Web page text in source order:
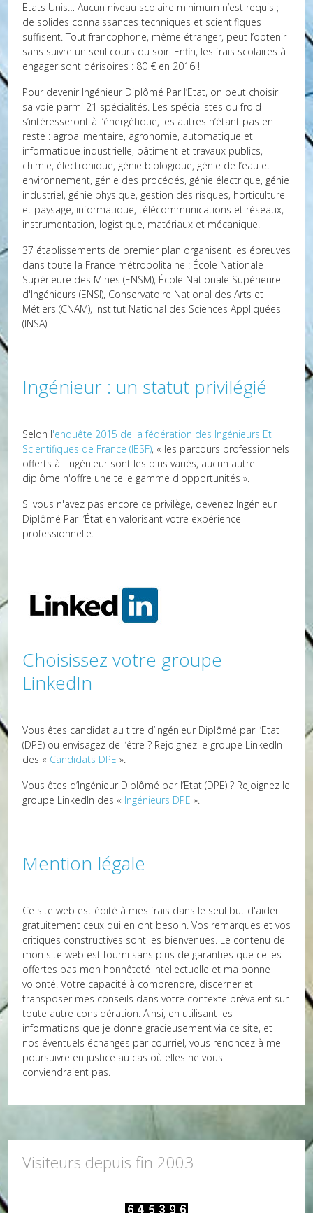
Etats Unis… Aucun niveau scolaire minimum n’est requis ;
de solides connaissances techniques et scientifiques
suffisent. Tout francophone, même étranger, peut l’obtenir
sans suivre un seul cours du soir. Enfin, les frais scolaires à
engager sont dérisoires : 80 € en 2016 !
Pour devenir Ingénieur Diplômé Par l’Etat, on peut choisir
sa voie parmi 21 spécialités. Les spécialistes du froid
s’intéresseront à l’énergétique, les autres n’étant pas en
reste : agroalimentaire, agronomie, automatique et
informatique industrielle, bâtiment et travaux publics,
chimie, électronique, génie biologique, génie de l’eau et
environnement, génie des procédés, génie électrique, génie
industriel, génie physique, gestion des risques, horticulture
et paysage, informatique, télécommunications et réseaux,
instrumentation, logistique, matériaux et mécanique.
37 établissements de premier plan organisent les épreuves
dans toute la France métropolitaine : École Nationale
Supérieure des Mines (ENSM), École Nationale Supérieure
d'Ingénieurs (ENSI), Conservatoire National des Arts et
Métiers (CNAM), Institut National des Sciences Appliquées
(INSA)...
Ingénieur : un statut privilégié
Selon l'enquête 2015 de la fédération des Ingénieurs Et
Scientifiques de France (IESF), « les parcours professionnels
offerts à l'ingénieur sont les plus variés, aucun autre
diplôme n'offre une telle gamme d'opportunités ».
Si vous n'avez pas encore ce privilège, devenez Ingénieur
Diplômé Par l’État en valorisant votre expérience
professionnelle.
Choisissez votre groupe
LinkedIn
Vous êtes candidat au titre d’Ingénieur Diplômé par l’Etat
(DPE) ou envisagez de l’être ? Rejoignez le groupe LinkedIn
des « Candidats DPE ».
Vous êtes d’Ingénieur Diplômé par l’Etat (DPE) ? Rejoignez le
groupe LinkedIn des « Ingénieurs DPE ».
Mention légale
Ce site web est édité à mes frais dans le seul but d'aider
gratuitement ceux qui en ont besoin. Vos remarques et vos
critiques constructives sont les bienvenues. Le contenu de
mon site web est fourni sans plus de garanties que celles
offertes pas mon honnêteté intellectuelle et ma bonne
volonté. Votre capacité à comprendre, discerner et
transposer mes conseils dans votre contexte prévalent sur
toute autre considération. Ainsi, en utilisant les
informations que je donne gracieusement via ce site, et
nos éventuels échanges par courriel, vous renoncez à me
poursuivre en justice au cas où elles ne vous
conviendraient pas.
Visiteurs depuis fin 2003